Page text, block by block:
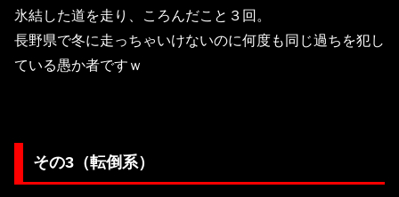
氷結した道を走り、ころんだこと３回。
長野県で冬に走っちゃいけないのに何度も同じ過ちを犯し
ている愚か者ですｗ
その3（転倒系）